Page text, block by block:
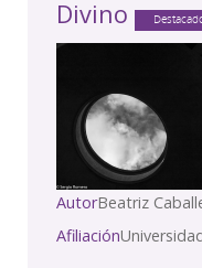
Divino
AutorBeatriz
Afiliación